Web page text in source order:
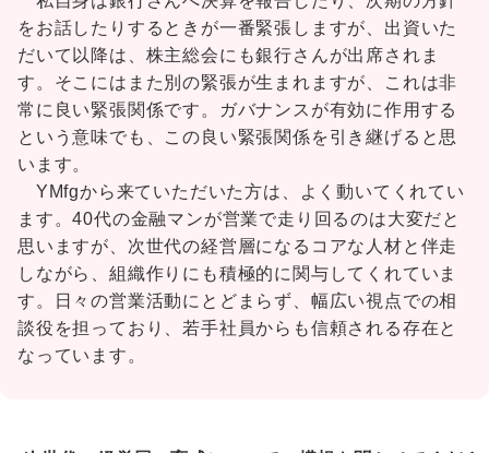
をお話したりするときが一番緊張しますが、出資いた
だいて以降は、株主総会にも銀行さんが出席されま
す。そこにはまた別の緊張が生まれますが、これは非
常に良い緊張関係です。ガバナンスが有効に作用する
という意味でも、この良い緊張関係を引き継げると思
います。
YMfgから来ていただいた方は、よく動いてくれてい
ます。40代の金融マンが営業で走り回るのは大変だと
思いますが、次世代の経営層になるコアな人材と伴走
しながら、組織作りにも積極的に関与してくれていま
す。日々の営業活動にとどまらず、幅広い視点での相
談役を担っており、若手社員からも信頼される存在と
なっています。